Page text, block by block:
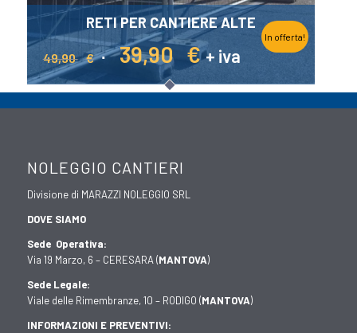
RETI PER CANTIERE ALTE
49,90 € Il
prezzo
originale
49,90 €.
39,90 € Il
prezzo
39,90 €.
+ iva
In offerta!
NOLEGGIO CANTIERI
Divisione di MARAZZI NOLEGGIO SRL
DOVE SIAMO
Sede Operativa:
Via 19 Marzo, 6 – CERESARA (MANTOVA)
Sede Legale:
Viale delle Rimembranze, 10 – RODIGO (MANTOVA)
INFORMAZIONI E PREVENTIVI: